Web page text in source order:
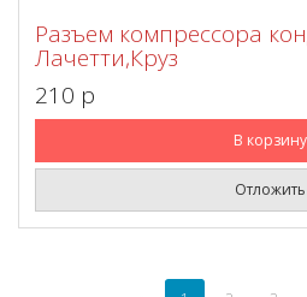
Разъем компрессора
Лачетти,Круз
210 p
В корзину
Отложить